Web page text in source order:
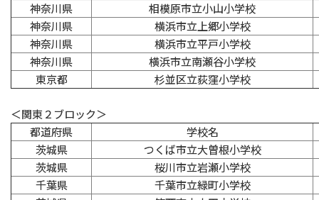
神奈川県
相模原市立小山小学校
神奈川県
横浜市立上郷小学校
神奈川県
横浜市立平戸小学校
神奈川県
横浜市立南瀬谷小学校
東京都
杉並区立荻窪小学校
＜関東２ブロック＞
都道府県
学校名
茨城県
つくば市立大曽根小学校
茨城県
桜川市立岩瀬小学校
千葉県
千葉市立緑町小学校